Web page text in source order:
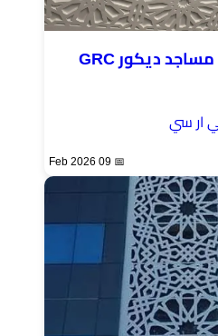
شركة نقوش زخارف مساجد ديكور GRC
ار سي
📅 09 Feb 2026